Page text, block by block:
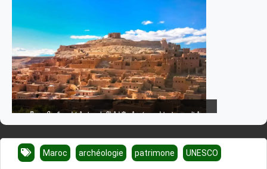
Maroc Le site archéologique de Volubilis classé au patrimoine mondial
Maroc archéologie patrimone UNESCO